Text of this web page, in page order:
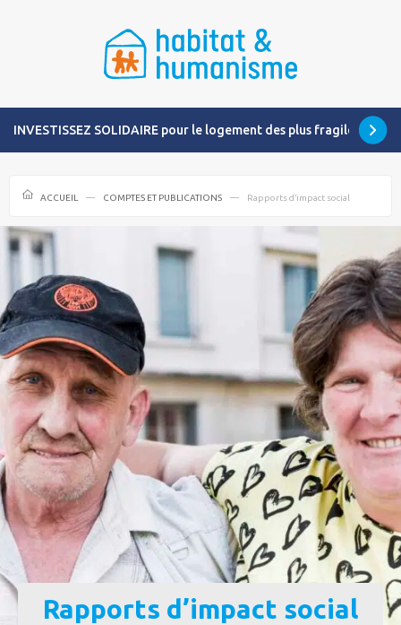
INVESTISSEZ SOLIDAIRE pour le logement des plus fragiles
ACCUEIL COMPTES ET PUBLICATIONS Rapports d’impact social
Rapports d’impact social